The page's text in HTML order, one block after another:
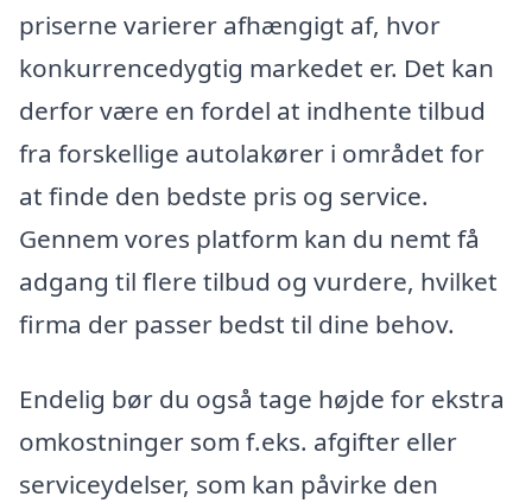
priserne varierer afhængigt af, hvor
konkurrencedygtig markedet er. Det kan
derfor være en fordel at indhente tilbud
fra forskellige autolakører i området for
at finde den bedste pris og service.
Gennem vores platform kan du nemt få
adgang til flere tilbud og vurdere, hvilket
firma der passer bedst til dine behov.
Endelig bør du også tage højde for ekstra
omkostninger som f.eks. afgifter eller
serviceydelser, som kan påvirke den